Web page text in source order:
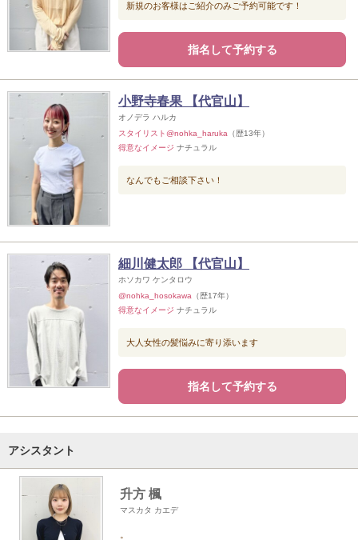
新規のお客様はご紹介のみご予約可能です！
指名して予約する
小野寺春果 【代官山】
オノデラ ハルカ
スタイリスト@nohka_haruka （歴13年）
得意なイメージ ナチュラル
なんでもご相談下さい！
細川健太郎 【代官山】
ホソカワ ケンタロウ
@nohka_hosokawa （歴17年）
得意なイメージ ナチュラル
大人女性の髪悩みに寄り添います
指名して予約する
アシスタント
升方 楓
マスカタ カエデ
。